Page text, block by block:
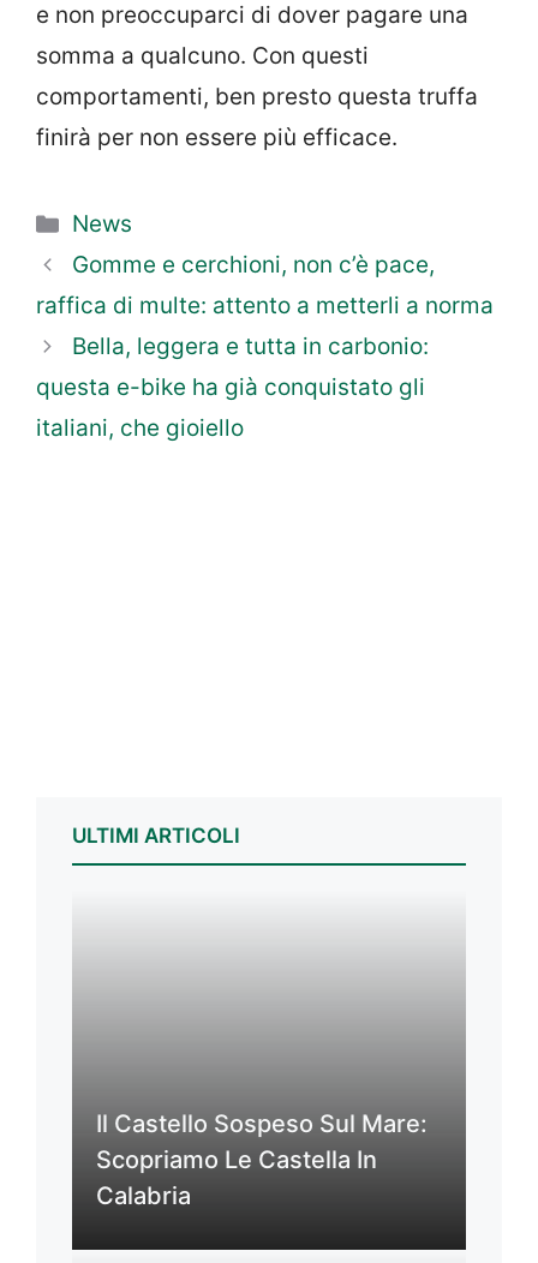
e non preoccuparci di dover pagare una
somma a qualcuno. Con questi
comportamenti, ben presto questa truffa
finirà per non essere più efficace.
Categorie
News
Gomme e cerchioni, non c’è pace,
raffica di multe: attento a metterli a norma
Bella, leggera e tutta in carbonio:
questa e-bike ha già conquistato gli
italiani, che gioiello
ULTIMI ARTICOLI
Il Castello Sospeso Sul Mare:
Scopriamo Le Castella In
Calabria